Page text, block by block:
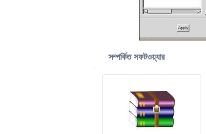
সম্পর্কিত সফটওয়্যার